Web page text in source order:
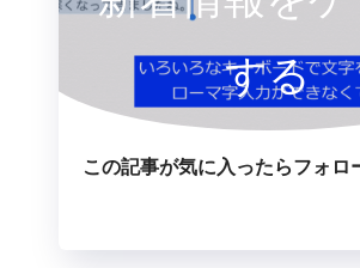
する
この記事が気に入ったらフォロ